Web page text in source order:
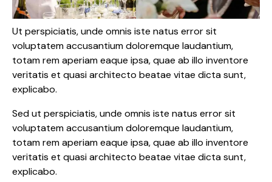
Ut perspiciatis, unde omnis iste natus error sit
voluptatem accusantium doloremque laudantium,
totam rem aperiam eaque ipsa, quae ab illo inventore
veritatis et quasi architecto beatae vitae dicta sunt,
explicabo.
Sed ut perspiciatis, unde omnis iste natus error sit
voluptatem accusantium doloremque laudantium,
totam rem aperiam eaque ipsa, quae ab illo inventore
veritatis et quasi architecto beatae vitae dicta sunt,
explicabo.